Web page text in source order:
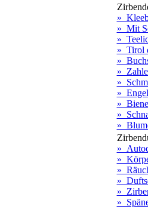
»
» Mit
»
» Tirol
»
»
»
» Engel
»
»
»
»
»
»
»
»
»